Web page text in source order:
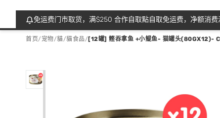
免运费门市取货，满$250 合作自取點自取免运费，净额消费
首页/ 宠物/貓/貓食品/ [12罐] 鲣吞拿鱼 +小鳀鱼- 猫罐头(80GX12)-